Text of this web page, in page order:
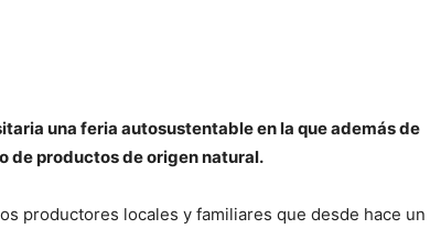
una feria autosustentable en la que además de
de productos de origen natural.
productores locales y familiares que desde hace un